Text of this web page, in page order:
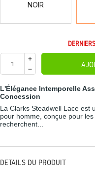
NOIR
L'Élégance Intemporelle
Concession
La Clarks Steadwell Lace est
pour homme, conçue pour
recherchent...
DÉTAILS DU PRODUIT